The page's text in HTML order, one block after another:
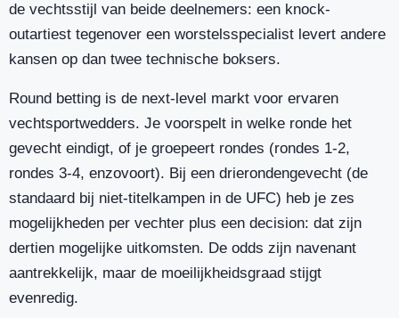
de vechtsstijl van beide deelnemers: een knock-
outartiest tegenover een worstelsspecialist levert andere
kansen op dan twee technische boksers.
Round betting is de next-level markt voor ervaren
vechtsportwedders. Je voorspelt in welke ronde het
gevecht eindigt, of je groepeert rondes (rondes 1-2,
rondes 3-4, enzovoort). Bij een drierondengevecht (de
standaard bij niet-titelkampen in de UFC) heb je zes
mogelijkheden per vechter plus een decision: dat zijn
dertien mogelijke uitkomsten. De odds zijn navenant
aantrekkelijk, maar de moeilijkheidsgraad stijgt
evenredig.